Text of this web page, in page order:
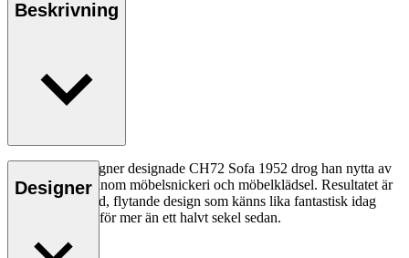
Beskrivning
När Hans J. Wegner designade CH72 Sofa 1952 drog han nytta av
sina kunskaper inom möbelsnickeri och möbelklädsel. Resultatet är
en genomarbetad, flytande design som känns lika fantastisk idag
som den gjorde för mer än ett halvt sekel sedan.
Läs mer
Designer